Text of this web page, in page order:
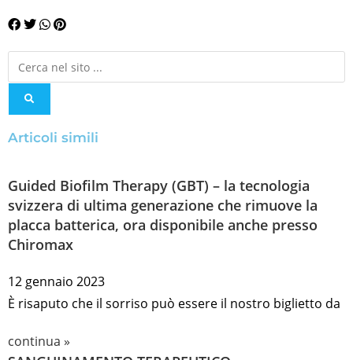
Articoli simili
Guided Biofilm Therapy (GBT) – la tecnologia
svizzera di ultima generazione che rimuove la
placca batterica, ora disponibile anche presso
Chiromax
12 gennaio 2023
È risaputo che il sorriso può essere il nostro biglietto da
continua »